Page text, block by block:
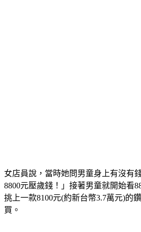
女店員說，當時她問男童身上有沒有
8800元壓歲錢！」接著男童就開始看
挑上一款8100元(約新台幣3.7萬元)的